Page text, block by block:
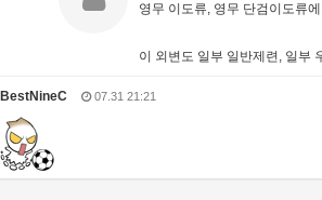
영무 이도류, 영무 단검이도류
이 외변도 일부 일반제련, 일부
BestNineC 07.31 21:21